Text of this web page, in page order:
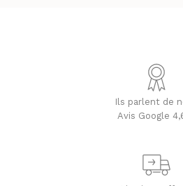
Ils parlent de
Avis Google